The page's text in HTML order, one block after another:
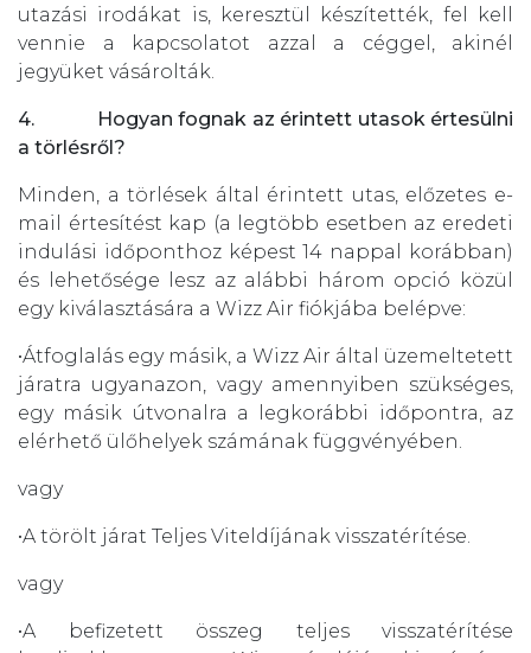
utazási irodákat is, keresztül készítették, fel kell
vennie a kapcsolatot azzal a céggel, akinél
jegyüket vásárolták.
4.
Hogyan fognak az érintett utasok értesülni
a törlésről?
Minden, a törlések által érintett utas, előzetes e-
mail értesítést kap (a legtöbb esetben az eredeti
indulási időponthoz képest 14 nappal korábban)
és lehetősége lesz az alábbi három opció közül
egy kiválasztására a Wizz Air fiókjába belépve:
•Átfoglalás egy másik, a Wizz Air által üzemeltetett
járatra ugyanazon, vagy amennyiben szükséges,
egy másik útvonalra a legkorábbi időpontra, az
elérhető ülőhelyek számának függvényében.
vagy
•A törölt járat Teljes Viteldíjának visszatérítése.
vagy
•A befizetett összeg teljes visszatérítése